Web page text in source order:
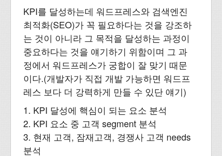
KPI를 달성하는데 워드프레스와 검색엔진
최적화(SEO)가 꼭 필요하다는 것을 강조하
는 것이 아니라 그 목적을 달성하는 과정이
중요하다는 것을 얘기하기 위함이며 그 과
정에서 워드프레스가 궁합이 잘 맞기 때문
이다.(개발자가 직접 개발 가능하면 워드프
레스 보다 더 강력하게 만들 수 있단 얘기)
1. KPI 달성에 핵심이 되는 요소 분석
2. KPI 요소 중 고객 segment 분석
3. 현재 고객, 잠재고객, 경쟁사 고객 needs
분석